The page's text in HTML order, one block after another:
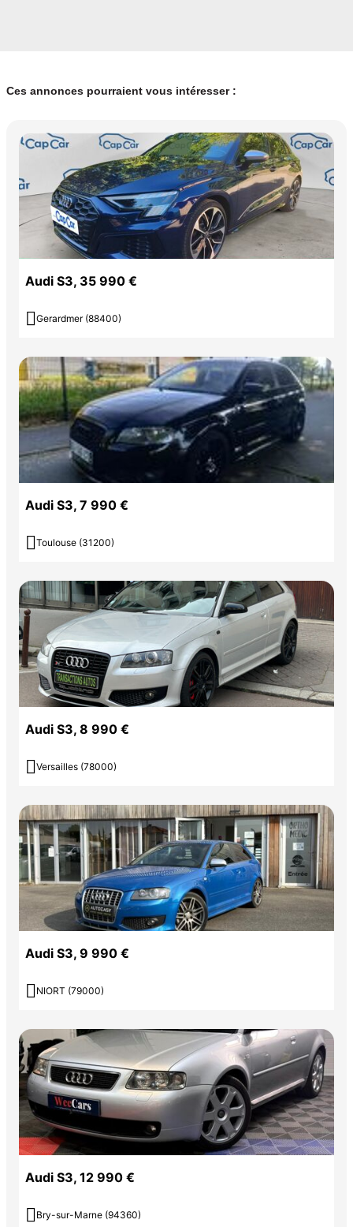
Ces annonces pourraient vous intéresser :
Audi S3, 35 990 €
 Gerardmer (88400)
Audi S3, 7 990 €
 Toulouse (31200)
Audi S3, 8 990 €
 Versailles (78000)
Audi S3, 9 990 €
 NIORT (79000)
Audi S3, 12 990 €
 Bry-sur-Marne (94360)